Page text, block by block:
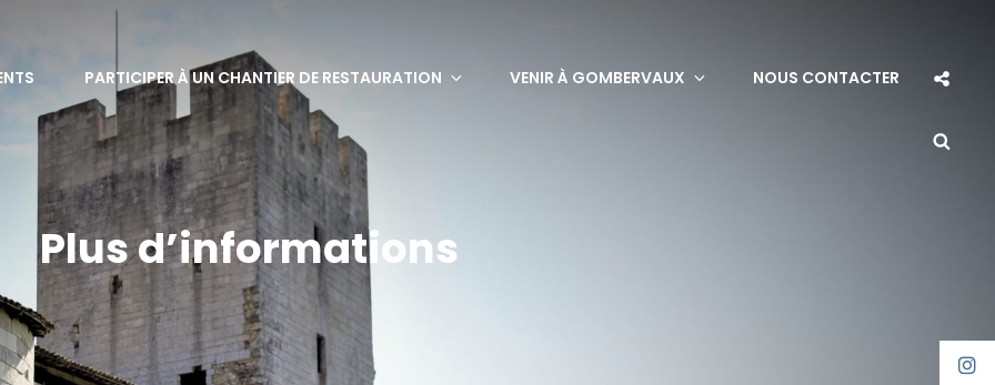
PARTICIPER À UN CHANTIER DE RESTAURATION VENIR À GOMBERVAUX NOUS CONTACTER
Plus d’informations